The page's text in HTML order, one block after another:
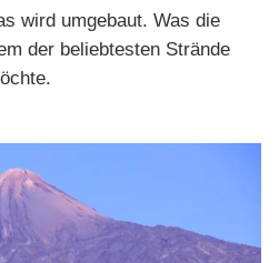
wird umgebaut. Was die
der beliebtesten Strände